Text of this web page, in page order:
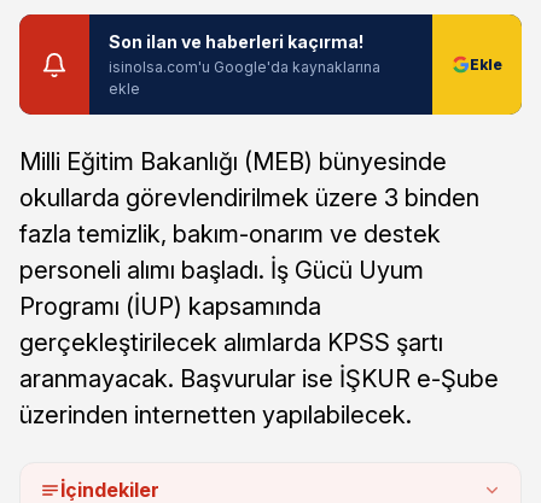
Son ilan ve haberleri kaçırma!
isinolsa.com'u Google'da kaynaklarına
ekle
Milli Eğitim Bakanlığı (MEB) bünyesinde
okullarda görevlendirilmek üzere 3 binden
fazla temizlik, bakım-onarım ve destek
personeli alımı başladı. İş Gücü Uyum
Programı (İUP) kapsamında
gerçekleştirilecek alımlarda KPSS şartı
aranmayacak. Başvurular ise İŞKUR e-Şube
üzerinden internetten yapılabilecek.
İçindekiler